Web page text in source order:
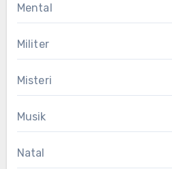
Mental
Militer
Misteri
Musik
Natal